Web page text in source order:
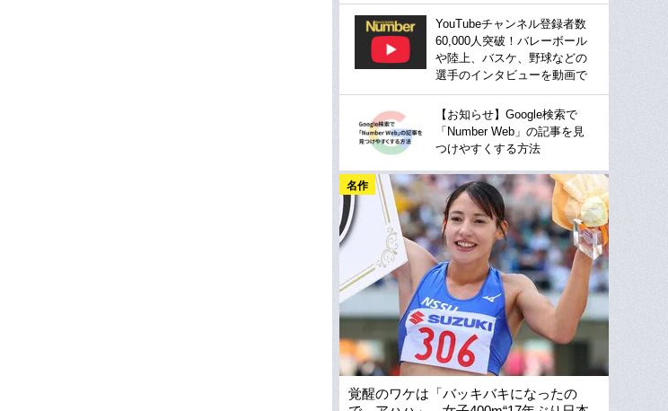
YouTubeチャンネル登録者数
60,000人突破！バレーボール
や陸上、バスケ、野球などの
選手のインタビューを動画で
【お知らせ】Google検索で
「Number Web」の記事を見
つけやすくする方法
名作
覚醒のワケは「バッキバキになったの